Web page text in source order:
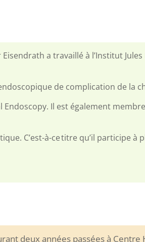
a travaillé à l’Institut
de complication de la
Il est également
C’est-à-ce titre qu’il participe
deux années passées à Centre